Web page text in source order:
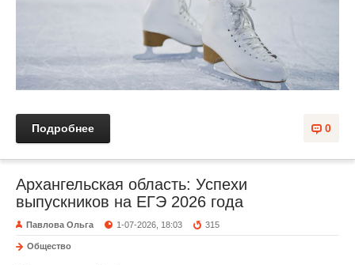
0
Подробнее
Архангельская область: Успехи
выпускников на ЕГЭ 2026 года
Павлова Ольга 1-07-2026, 18:03 315
Общество